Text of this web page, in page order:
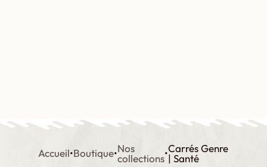
Accueil•Boutique•Nos
collections•Carrés Genre
| Santé